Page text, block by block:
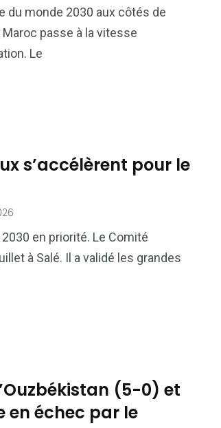
du monde 2030 aux côtés de
Maroc passe à la vitesse
Le
s’accélèrent pour le
2030 en priorité. Le Comité
à Salé. Il a validé les grandes
(5-0) et
en échec par le
78
Sports
42
Uncategorized